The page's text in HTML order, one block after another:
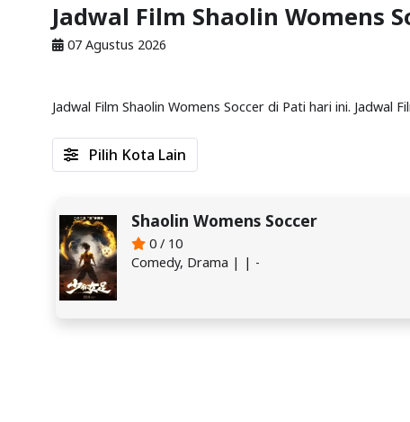
Jadwal Film Shaolin Womens
07 Agustus 2026
Jadwal Film Shaolin Womens Soccer di Pati hari ini. Jadwal
Shaolin Womens Soccer
0 / 10
Comedy, Drama | | -
Pilih Kota Lain